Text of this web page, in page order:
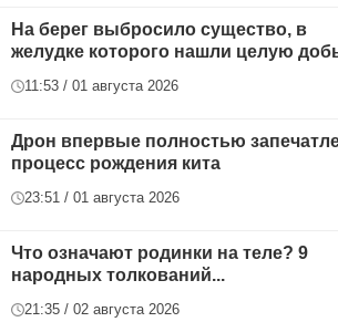
На берег выбросило существо, в
желудке которого нашли целую
11:53 / 01 августа 2026
Дрон впервые полностью
процесс рождения кита
23:51 / 01 августа 2026
Что означают родинки на теле? 9
народных толкований...
21:35 / 02 августа 2026